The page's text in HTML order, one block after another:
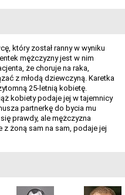
który został ranny w wyniku
mężczyzny jest w nim
że choruje na raka,
z młodą dziewczyną. Karetka
25-letnią kobietę.
kobiety podaje jej w tajemnicy
partnerkę do bycia mu
prawdy, ale mężczyzna
żoną sam na sam, podaje jej